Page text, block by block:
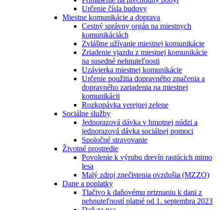
Určenie čísla budovy
Miestne komunikácie a doprava
Cestný správny orgán na miestnych
komunikáciách
Zvláštne užívanie miestnej komunikácie
Zriadenie vjazdu z miestnej komunikácie
na susedné nehnuteľnosti
Uzávierka miestnej komunikácie
Určenie použitia dopravného značenia a
dopravného zariadenia na miestnej
komunikácii
Rozkopávka verejnej zelene
Sociálne služby
Jednorazová dávka v hmotnej núdzi a
jednorazová dávka sociálnej pomoci
Spoločné stravovanie
Životné prostredie
Povolenie k výrubu drevín rastúcich mimo
lesa
Malý zdroj znečistenia ovzdušia (MZZO)
Dane a poplatky
Tlačivo k daňovému priznaniu k dani z
nehnuteľností platné od 1. septembra 2023